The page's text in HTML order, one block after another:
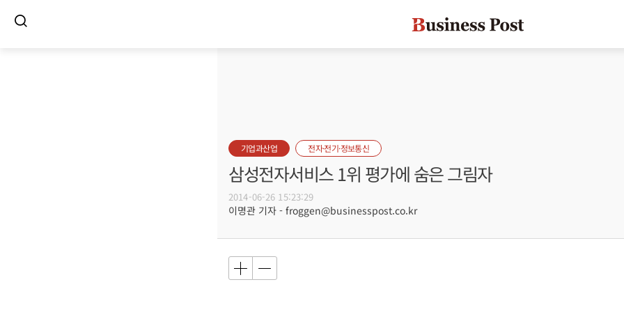
기업과산업 전자·전기·정보통신
삼성전자서비스 1위 평가에 숨은 그림자
2014-06-26 15:23:29
이명관 기자 - froggen@businesspost.co.kr